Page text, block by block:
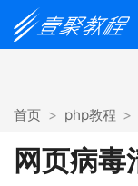
首页 php教程
网页病毒